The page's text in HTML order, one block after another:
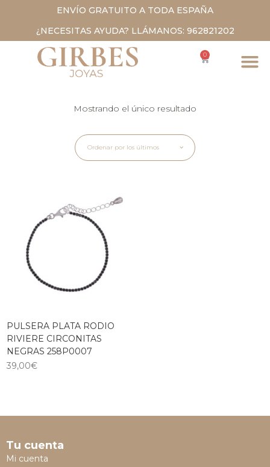
ENVÍO GRATUITO A TODA ESPAÑA
¿NECESITAS AYUDA? LLÁMANOS: 962821202
0
Mostrando el único resultado
Ordenar por los últimos
PULSERA PLATA RODIO
RIVIERE CIRCONITAS
NEGRAS 258P0007
39,00€
Tu cuenta
Mi cuenta